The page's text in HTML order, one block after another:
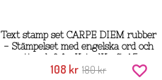
Text stamp set CARPE DIEM rubber
- Stämpelset med engelska ord och
uttryck från KatzelKraft A5
108 kr 180 kr